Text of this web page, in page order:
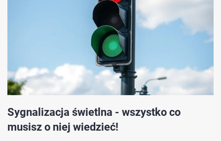
Sygnalizacja świetlna - wszystko co
musisz o niej wiedzieć!